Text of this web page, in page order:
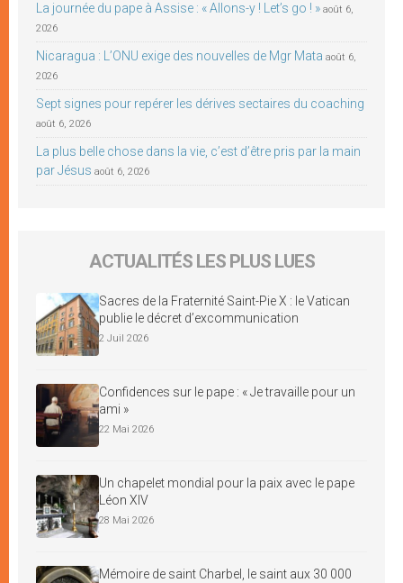
La journée du pape à Assise : « Allons-y ! Let’s go ! » août 6,
2026
Nicaragua : L’ONU exige des nouvelles de Mgr Mata août 6,
2026
Sept signes pour repérer les dérives sectaires du coaching
août 6, 2026
La plus belle chose dans la vie, c’est d’être pris par la main
par Jésus août 6, 2026
ACTUALITÉS LES PLUS LUES
Sacres de la Fraternité Saint-Pie X : le Vatican
publie le décret d’excommunication
2 Juil 2026
Confidences sur le pape : « Je travaille pour un
ami »
22 Mai 2026
Un chapelet mondial pour la paix avec le pape
Léon XIV
28 Mai 2026
Mémoire de saint Charbel, le saint aux 30 000